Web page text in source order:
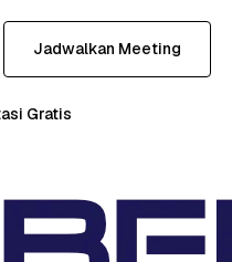
Jadwalkan Meeting
Gratis